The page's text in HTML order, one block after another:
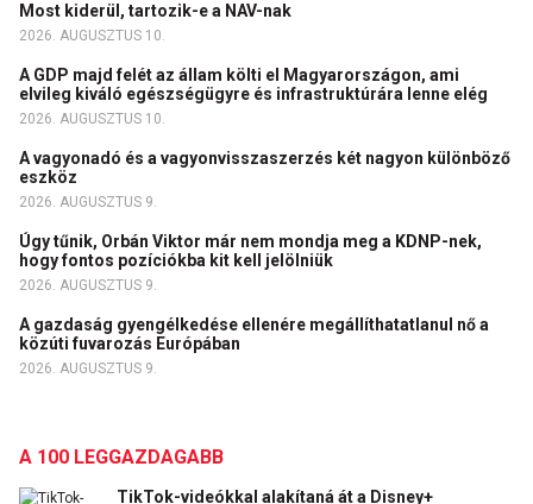
Most kiderül, tartozik-e a NAV-nak
2026. AUGUSZTUS 10.
A GDP majd felét az állam költi el Magyarországon, ami
elvileg kiváló egészségügyre és infrastruktúrára lenne elég
2026. AUGUSZTUS 10.
A vagyonadó és a vagyonvisszaszerzés két nagyon különböző
eszköz
2026. AUGUSZTUS 9.
Úgy tűnik, Orbán Viktor már nem mondja meg a KDNP-nek,
hogy fontos pozíciókba kit kell jelölniük
2026. AUGUSZTUS 9.
A gazdaság gyengélkedése ellenére megállíthatatlanul nő a
közúti fuvarozás Európában
2026. AUGUSZTUS 9.
A 100 LEGGAZDAGABB
TikTok-videókkal alakítaná át a Disney+